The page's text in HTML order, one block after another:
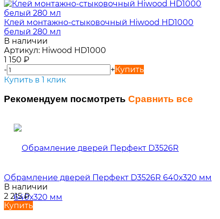
Клей монтажно-стыковочный Hiwood HD1000
белый 280 мл
В наличии
Артикул: Hiwood HD1000
1 150 ₽
-
+Купить
Купить в 1 клик
Рекомендуем посмотреть Сравнить все
Обрамление дверей Перфект D3526R 640х320 мм
В наличии
2 215₽
Купить